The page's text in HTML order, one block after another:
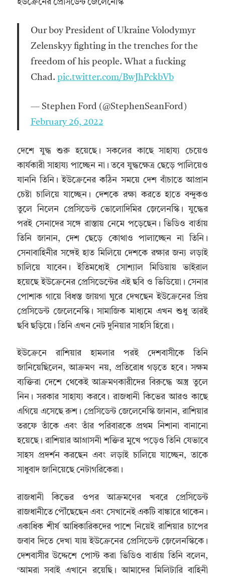
ইউক্রেনের প্রেসিডেন্ট জেলেনেস্কি
Our boy President of Ukraine Volodymyr
Zelenskyy fighting in the trenches for the
freedom of his people. What a fucking
Chad. pic.twitter.com/BwJhPckbVb
— Stephen Ford (@StephenSeanFord)
February 26, 2022
দেশে যুদ্ধ শুরু হয়েছে। সকলের কাছে সাহায্য চেয়েও
কার্যকারী সাহায্য পাচ্ছেন না। তবে যুদ্ধক্ষেত্র ছেড়ে পালিয়েও
যাননি তিনি। ইউক্রেনের কঠিন সময়ে দেশ বাঁচাতে আপ্রান
চেষ্টা চালিয়ে যাচ্ছেন। দেশকে রক্ষা করতে হাতে বন্দুকও
তুলে নিলেন প্রেসিডেন্ট ভোলোদিমির জ়েলেনস্কি। যুদ্ধের
পরই সেনাদের সঙ্গে রাস্তায় নেমে পড়েছেন। ভিডিও বার্তায়
তিনি জানান, দেশ ছেড়ে কোথাও পালাচ্ছেন না তিনি।
সেনাবাহিনীর সঙ্গেই হাত মিলিয়ে দেশকে রক্ষার জন্য লড়াই
চালিয়ে যাবেন। ইতিমধ্যেই সোশ্যাল মিডিয়ায় ভাইরাল
হয়েছে ইউক্রেনের প্রেসিডেন্টের এই ছবি ও ভিডিয়ো। সেনার
পোশাক গায়ে বিধস্ত জায়গা ঘুরে দেখছেন ইউক্রেনের প্রিয়
প্রেসিডেন্ট জেলেনেস্কি। সামাজিক মাধ্যমে এখন শুধু তারই
ছবি ছড়িয়ে। তিনি এখন নেট দুনিয়ার সাহসি হিরো।
ইউক্রেনে রাশিয়ার হামলার পরই দেশবাসীকে তিনি
জানিয়েছিলেন, আক্রমণ নয়, প্রতিরোধ গড়তে হবে। সক্ষম
ব্যক্তিরা দেশে থেকেই আক্রমণকারীদের বিরুদ্ধে অস্ত্র তুলে
নিন। সরকার সাহায্য করবে। রাজধানী কিভের আরও কাছে
এগিয়ে এসেছে রুশ। প্রেসিডেন্ট জেলেনেস্কি জানান, রাশিয়ার
তরফে তাঁকে এবং তাঁর পরিবারকে প্রথম নিশানা বানানো
হয়েছে। রাশিয়ার আগ্রাসনী শক্তির মুখে পড়েও তিনি যেভাবে
সাহস প্রদর্শন করছেন এবং লড়াই চালিয়ে যাচ্ছেন, তাকে
সাধুবাদ জানিয়েছে নেটাগরিকেরা।
রাজধানী কিভের ওপর আক্রমণের খবরে প্রেসিডেন্ট
রাজধানীতে পৌঁছেছেন এবং সেখানেই একটি বাঙ্কারে থাকেন।
একাধিক শীর্ষ আধিকারিকদের পাশে নিয়েই রাশিয়ার চাপের
জবাব দিতে দেখা যায় ইউক্রেনের প্রেসিডেন্ট জ়েলেনস্কিকে।
দেশবাসীর উদ্দেশে পোস্ট করা ভিডিও বার্তায় তিনি বলেন,
‘আমরা সবাই এখানে রয়েছি। আমাদের মিলিটারি বাহিনী